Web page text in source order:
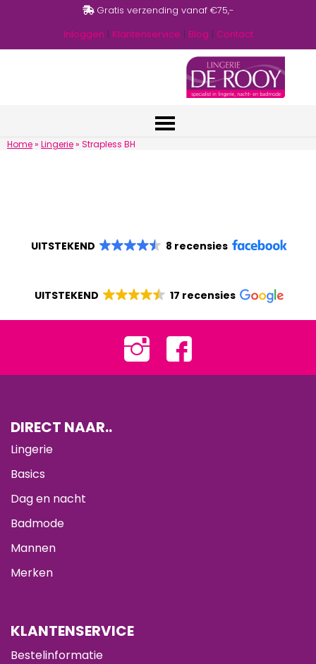
Gratis verzending vanaf €75,-
Inloggen | Klantenservice | Blog | Contact
Home» Lingerie» Strapless BH
UITSTEKEND 8 recensies
UITSTEKEND 17 recensies
DIRECT NAAR..
Lingerie
Basics
Dag en nacht
Badmode
Mannen
Merken
KLANTENSERVICE
Bestelinformatie